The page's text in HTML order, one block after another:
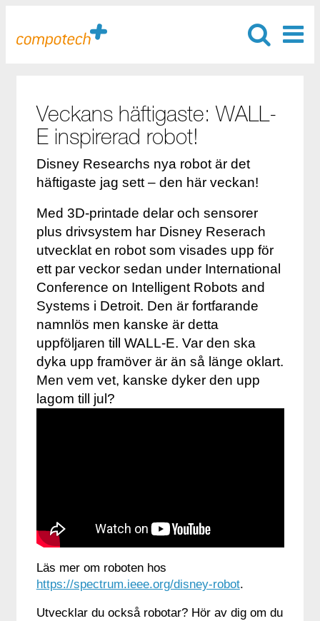
Veckans häftigaste: WALL-
E inspirerad robot!
Disney Researchs nya robot är det
häftigaste jag sett – den här veckan!
Med 3D-printade delar och sensorer
plus drivsystem har Disney Reserach
utvecklat en robot som visades upp för
ett par veckor sedan under International
Conference on Intelligent Robots and
Systems i Detroit. Den är fortfarande
namnlös men kanske är detta
uppföljaren till WALL-E. Var den ska
dyka upp framöver är än så länge oklart.
Men vem vet, kanske dyker den upp
lagom till jul?
Läs mer om roboten hos
https://spectrum.ieee.org/disney-robot.
Utvecklar du också robotar? Hör av dig om du